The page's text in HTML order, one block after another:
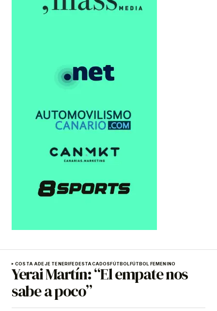
COSTA ADEJE TENERIFEDESTACADOSFÚTBOLFÚTBOL FEMENINO
Yerai Martín: “El empate nos
sabe a poco”